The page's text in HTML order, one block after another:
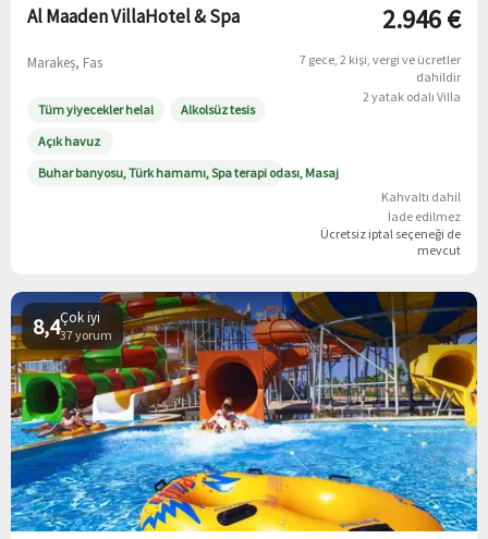
Al Maaden VillaHotel & Spa
Marakeş, Fas
Tüm yiyecekler helal
Alkolsüz tesis
Açık havuz
Buhar banyosu, Türk hamamı, Spa terapi odası, Masaj
2.946 €
7 gece 2 kişi vergi ve ücretler
dahildir
2 yatak odalı Villa
Kahvaltı dahil
İade edilmez
Ücretsiz iptal seçeneği de
mevcut
Çok iyi
37 yorum
8,4